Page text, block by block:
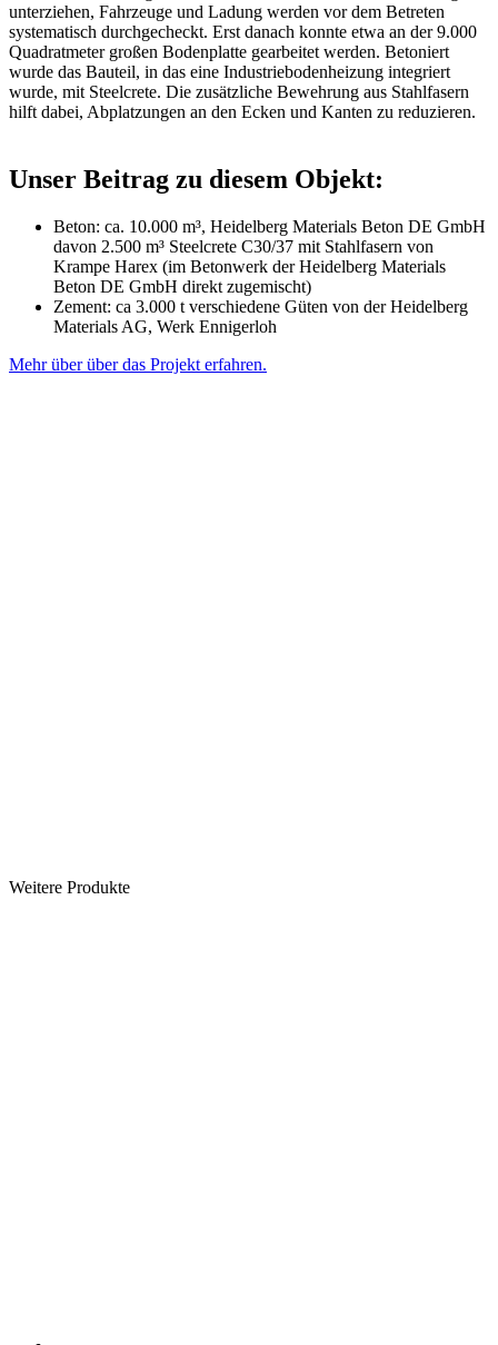
unterziehen, Fahrzeuge und Ladung werden vor dem Betreten
systematisch durchgecheckt. Erst danach konnte etwa an der 9.000
Quadratmeter großen Bodenplatte gearbeitet werden. Betoniert
wurde das Bauteil, in das eine Industriebodenheizung integriert
wurde, mit Steelcrete. Die zusätzliche Bewehrung aus Stahlfasern
hilft dabei, Abplatzungen an den Ecken und Kanten zu reduzieren.
Unser Beitrag zu diesem Objekt:
Beton: ca. 10.000 m³, Heidelberg Materials Beton DE GmbH
davon 2.500 m³ Steelcrete C30/37 mit Stahlfasern von
Krampe Harex (im Betonwerk der Heidelberg Materials
Beton DE GmbH direkt zugemischt)
Zement: ca 3.000 t verschiedene Güten von der Heidelberg
Materials AG, Werk Ennigerloh
Mehr über über das Projekt erfahren.
Weitere Produkte